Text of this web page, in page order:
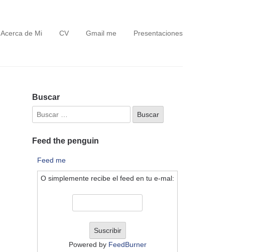
Acerca de Mi CV Gmail me Presentaciones
Buscar
Feed the penguin
Feed me
O simplemente recibe el feed en tu e-mal:
Powered by FeedBurner